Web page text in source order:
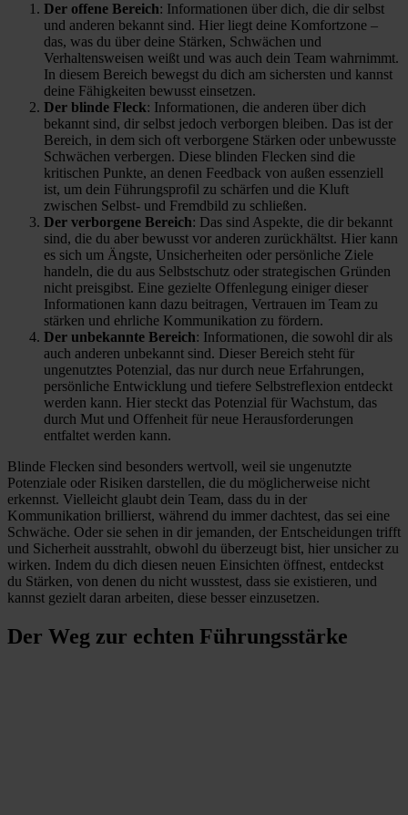
Der offene Bereich: Informationen über dich, die dir selbst
und anderen bekannt sind. Hier liegt deine Komfortzone –
das, was du über deine Stärken, Schwächen und
Verhaltensweisen weißt und was auch dein Team wahrnimmt.
In diesem Bereich bewegst du dich am sichersten und kannst
deine Fähigkeiten bewusst einsetzen.
Der blinde Fleck: Informationen, die anderen über dich
bekannt sind, dir selbst jedoch verborgen bleiben. Das ist der
Bereich, in dem sich oft verborgene Stärken oder unbewusste
Schwächen verbergen. Diese blinden Flecken sind die
kritischen Punkte, an denen Feedback von außen essenziell
ist, um dein Führungsprofil zu schärfen und die Kluft
zwischen Selbst- und Fremdbild zu schließen.
Der verborgene Bereich: Das sind Aspekte, die dir bekannt
sind, die du aber bewusst vor anderen zurückhältst. Hier kann
es sich um Ängste, Unsicherheiten oder persönliche Ziele
handeln, die du aus Selbstschutz oder strategischen Gründen
nicht preisgibst. Eine gezielte Offenlegung einiger dieser
Informationen kann dazu beitragen, Vertrauen im Team zu
stärken und ehrliche Kommunikation zu fördern.
Der unbekannte Bereich: Informationen, die sowohl dir als
auch anderen unbekannt sind. Dieser Bereich steht für
ungenutztes Potenzial, das nur durch neue Erfahrungen,
persönliche Entwicklung und tiefere Selbstreflexion entdeckt
werden kann. Hier steckt das Potenzial für Wachstum, das
durch Mut und Offenheit für neue Herausforderungen
entfaltet werden kann.
Blinde Flecken sind besonders wertvoll, weil sie ungenutzte
Potenziale oder Risiken darstellen, die du möglicherweise nicht
erkennst. Vielleicht glaubt dein Team, dass du in der
Kommunikation brillierst, während du immer dachtest, das sei eine
Schwäche. Oder sie sehen in dir jemanden, der Entscheidungen trifft
und Sicherheit ausstrahlt, obwohl du überzeugt bist, hier unsicher zu
wirken. Indem du dich diesen neuen Einsichten öffnest, entdeckst
du Stärken, von denen du nicht wusstest, dass sie existieren, und
kannst gezielt daran arbeiten, diese besser einzusetzen.
Der Weg zur echten Führungsstärke